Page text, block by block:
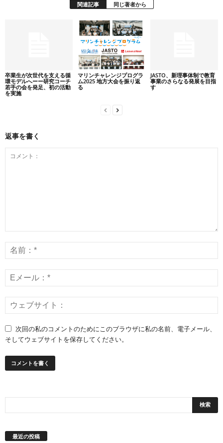
関連記事 同じ著者から
卒業生が次世代を支える循
環モデルへーー研究コーチ
若手の会を発足、初の活動
を実施
マリンチャレンジプログラ
ム2025 地方大会を振り返
る
JASTO、新理事体制で教育
事業のさらなる発展を目指
す
返事を書く
次回の私のコメントのためにこのブラウザに私の名前、電子メール、
そしてウェブサイトを保存してください。
最近の投稿